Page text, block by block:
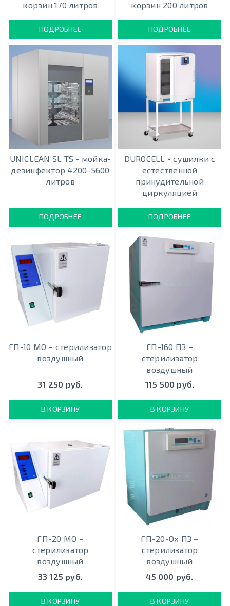
корзин 170 литров
ПОДРОБНЕЕ
корзин 200 литров
ПОДРОБНЕЕ
UNICLEAN SL TS - мойка-
дезинфектор 4200-5600
литров
ПОДРОБНЕЕ
DUROCELL - cушилки с
естественной
принудительной
циркуляцией
ПОДРОБНЕЕ
ГП-10 МО – стерилизатор
воздушный
31 250 руб.
В КОРЗИНУ
ГП-160 ПЗ –
стерилизатор
воздушный
115 500 руб.
В КОРЗИНУ
ГП-20 МО –
стерилизатор
воздушный
33 125 руб.
В КОРЗИНУ
ГП-20-Ох ПЗ –
стерилизатор
воздушный
45 000 руб.
В КОРЗИНУ